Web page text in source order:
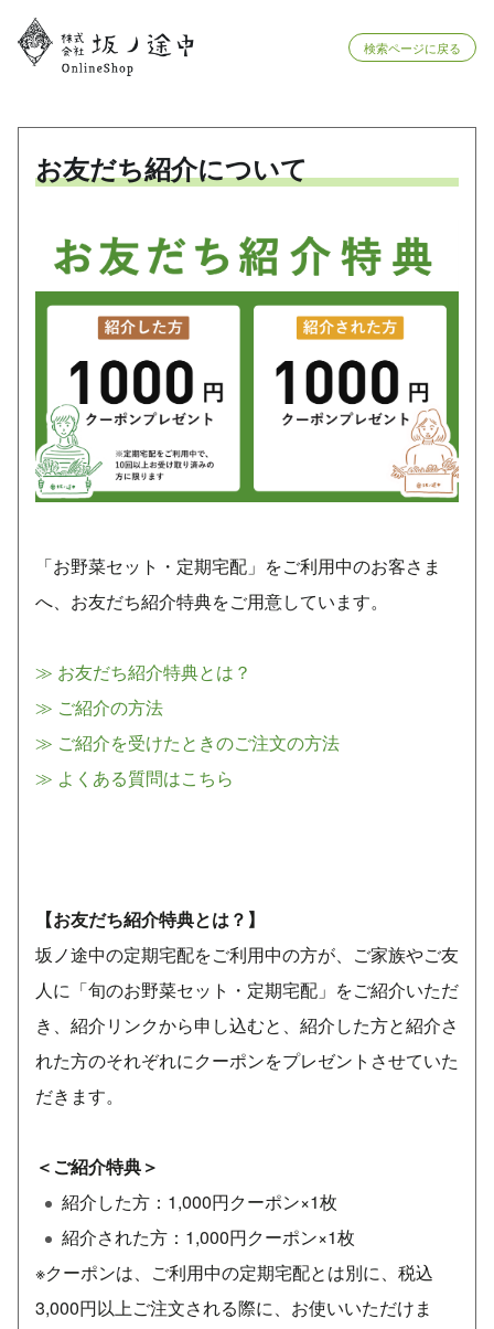
検索ページに戻る
お友だち紹介について
「お野菜セット・定期宅配」をご利用中のお客さま
へ、お友だち紹介特典をご用意しています。
≫ お友だち紹介特典とは？
≫ ご紹介の方法
≫ ご紹介を受けたときのご注文の方法
≫ よくある質問はこちら
【お友だち紹介特典とは？】
坂ノ途中の定期宅配をご利用中の方が、ご家族やご友
人に「旬のお野菜セット・定期宅配」をご紹介いただ
き、紹介リンクから申し込むと、紹介した方と紹介さ
れた方のそれぞれにクーポンをプレゼントさせていた
だきます。
＜ご紹介特典＞
紹介した方：1,000円クーポン×1枚
紹介された方：1,000円クーポン×1枚
※クーポンは、ご利用中の定期宅配とは別に、税込
3,000円以上ご注文される際に、お使いいただけま